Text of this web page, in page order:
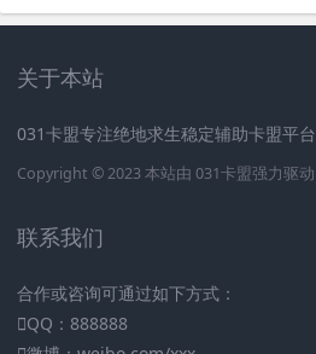
关于本站
031卡盟专注绝地求生稳定辅助卡盟平台
Copyright © 2023 本站由 031卡盟强力驱动
联系我们
合作或咨询可通过如下方式：
QQ：888888